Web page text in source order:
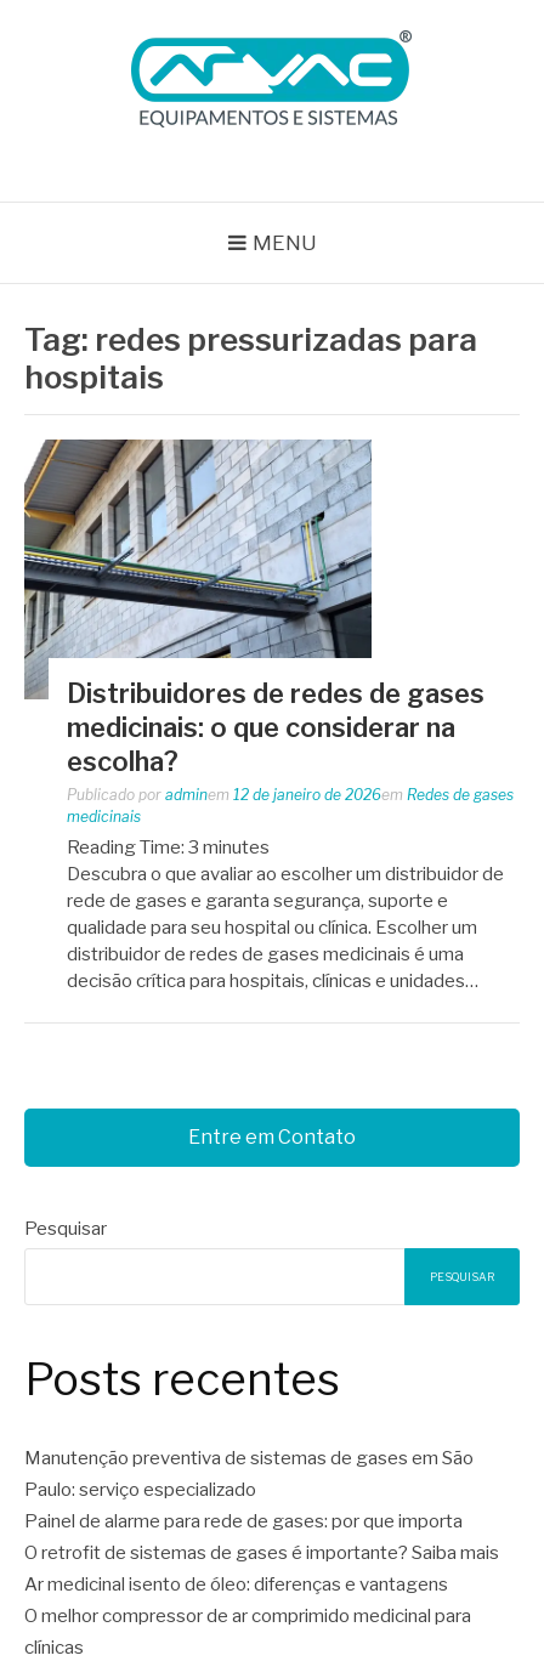
MENU
Tag: redes pressurizadas para
hospitais
Distribuidores de redes de gases
medicinais: o que considerar na
escolha?
Publicado por adminem 12 de janeiro de 2026em Redes de gases
medicinais
Reading Time: 3 minutes
Descubra o que avaliar ao escolher um distribuidor de
rede de gases e garanta segurança, suporte e
qualidade para seu hospital ou clínica. Escolher um
distribuidor de redes de gases medicinais é uma
decisão crítica para hospitais, clínicas e unidades…
Entre em Contato
Pesquisar
PESQUISAR
Posts recentes
Manutenção preventiva de sistemas de gases em São
Paulo: serviço especializado
Painel de alarme para rede de gases: por que importa
O retrofit de sistemas de gases é importante? Saiba mais
Ar medicinal isento de óleo: diferenças e vantagens
O melhor compressor de ar comprimido medicinal para
clínicas